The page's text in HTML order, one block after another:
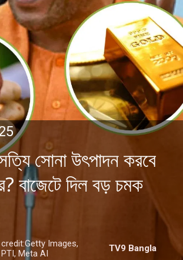
সোনা উৎপাদন করবে
বাজেটে দিল বড় চমক
credit:Getty Images,
PTI, Meta AI
TV9 Bangla